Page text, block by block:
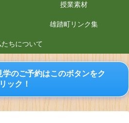
授業素材
雄踏町リンク集
たちについて
学のご予約はこのボタンをク
リック！